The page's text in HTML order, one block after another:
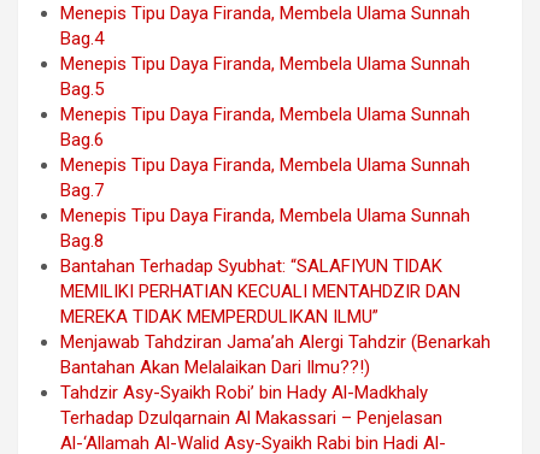
Menepis Tipu Daya Firanda, Membela Ulama Sunnah
Bag.4
Menepis Tipu Daya Firanda, Membela Ulama Sunnah
Bag.5
Menepis Tipu Daya Firanda, Membela Ulama Sunnah
Bag.6
Menepis Tipu Daya Firanda, Membela Ulama Sunnah
Bag.7
Menepis Tipu Daya Firanda, Membela Ulama Sunnah
Bag.8
Bantahan Terhadap Syubhat: “SALAFIYUN TIDAK
MEMILIKI PERHATIAN KECUALI MENTAHDZIR DAN
MEREKA TIDAK MEMPERDULIKAN ILMU”
Menjawab Tahdziran Jama’ah Alergi Tahdzir (Benarkah
Bantahan Akan Melalaikan Dari Ilmu??!)
Tahdzir Asy-Syaikh Robi’ bin Hady Al-Madkhaly
Terhadap Dzulqarnain Al Makassari – Penjelasan
Al-‘Allamah Al-Walid Asy-Syaikh Rabi bin Hadi Al-